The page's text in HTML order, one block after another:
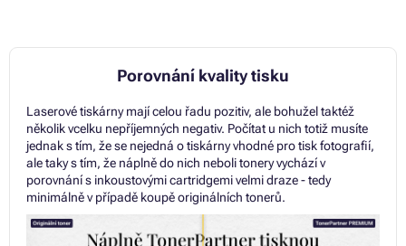
Porovnání kvality tisku
Laserové tiskárny mají celou řadu pozitiv, ale bohužel taktéž
několik vcelku nepříjemných negativ. Počítat u nich totiž musíte
jednak s tím, že se nejedná o tiskárny vhodné pro tisk fotografií,
ale taky s tím, že náplně do nich neboli tonery vychází v
porovnání s inkoustovými cartridgemi velmi draze - tedy
minimálně v případě koupě originálních tonerů.